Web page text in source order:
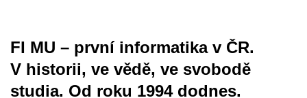
FI MU – první informatika v ČR.
V historii, ve vědě, ve svobodě
studia. Od roku 1994 dodnes.